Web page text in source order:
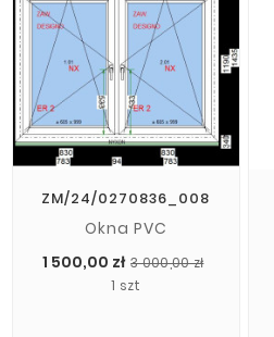
ZM/24/0270836_008
Okna PVC
1 500,00 zł 3 000,00 zł
1 szt